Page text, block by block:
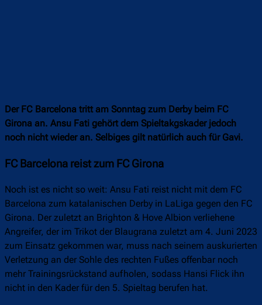
Der FC Barcelona tritt am Sonntag zum Derby beim FC
Girona an. Ansu Fati gehört dem Spieltakgskader jedoch
noch nicht wieder an. Selbiges gilt natürlich auch für Gavi.
FC Barcelona reist zum FC Girona
Noch ist es nicht so weit: Ansu Fati reist nicht mit dem FC
Barcelona zum katalanischen Derby in LaLiga gegen den FC
Girona. Der zuletzt an Brighton & Hove Albion verliehene
Angreifer, der im Trikot der Blaugrana zuletzt am 4. Juni 2023
zum Einsatz gekommen war, muss nach seinem auskurierten
Verletzung an der Sohle des rechten Fußes offenbar noch
mehr Trainingsrückstand aufholen, sodass Hansi Flick ihn
nicht in den Kader für den 5. Spieltag berufen hat.